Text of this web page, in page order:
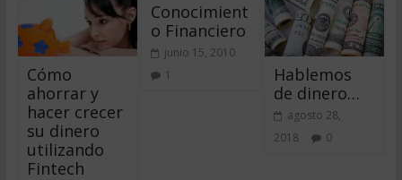
Cómo
ahorrar y
hacer crecer
su dinero
utilizando
Fintech
Conocimient
o Financiero
junio 15, 2010
1
Hablemos
de dinero…
agosto 28,
2018
0